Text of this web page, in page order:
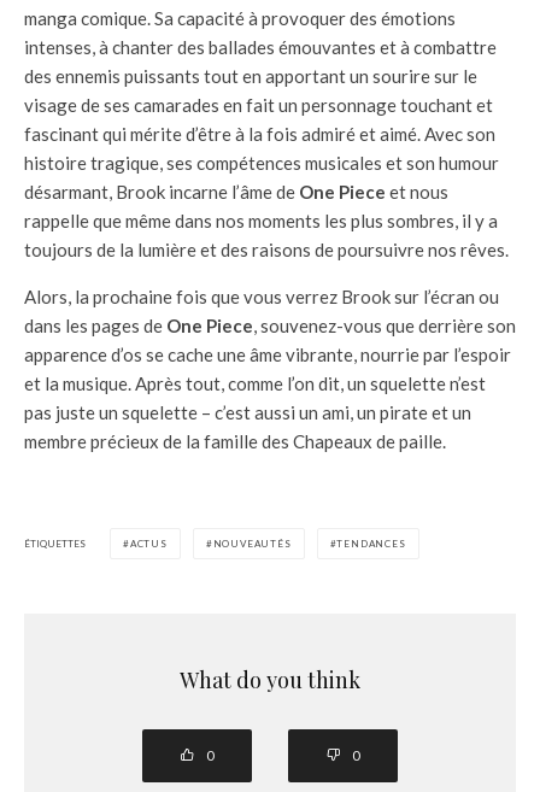
manga comique. Sa capacité à provoquer des émotions
intenses, à chanter des ballades émouvantes et à combattre
des ennemis puissants tout en apportant un sourire sur le
visage de ses camarades en fait un personnage touchant et
fascinant qui mérite d’être à la fois admiré et aimé. Avec son
histoire tragique, ses compétences musicales et son humour
désarmant, Brook incarne l’âme de One Piece et nous
rappelle que même dans nos moments les plus sombres, il y a
toujours de la lumière et des raisons de poursuivre nos rêves.
Alors, la prochaine fois que vous verrez Brook sur l’écran ou
dans les pages de One Piece, souvenez-vous que derrière son
apparence d’os se cache une âme vibrante, nourrie par l’espoir
et la musique. Après tout, comme l’on dit, un squelette n’est
pas juste un squelette – c’est aussi un ami, un pirate et un
membre précieux de la famille des Chapeaux de paille.
ÉTIQUETTES ACTUS NOUVEAUTÉS TENDANCES
What do you think
0 0